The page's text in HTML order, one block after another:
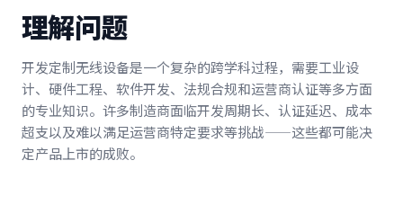
理解问题
开发定制无线设备是一个复杂的跨学科过程，需要工业设
计、硬件工程、软件开发、法规合规和运营商认证等多方面
的专业知识。许多制造商面临开发周期长、认证延迟、成本
超支以及难以满足运营商特定要求等挑战——这些都可能决
定产品上市的成败。